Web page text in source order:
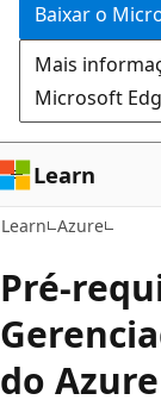
Baixar o
Mais
Microsoft
Learn
Learn Azure
Pré-
do Azure